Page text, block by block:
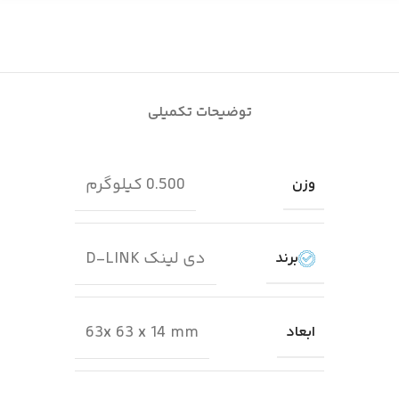
توضیحات تکمیلی
وزن 0.500 کیلوگرم
برند دی لینک D-LINK
ابعاد 63x 63 x 14 mm